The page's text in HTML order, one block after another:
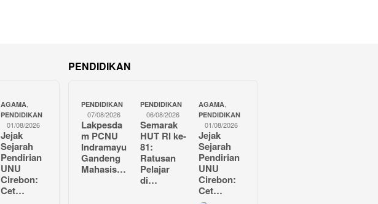
AGAMA,
PENDIDIKAN
01/08/2026
Jejak
Sejarah
Pendirian
UNU
Cirebon:
Cet…
PENDIDIKAN
PENDIDIKAN
07/08/2026
Lakpesda
m PCNU
Indramayu
Gandeng
Mahasis…
PENDIDIKAN
06/08/2026
Semarak
HUT RI ke-
81:
Ratusan
Pelajar
di…
AGAMA
PENDIDIKAN
01/08/2026
Jejak
Sejarah
Pendirian
UNU
Cirebon:
Cet…